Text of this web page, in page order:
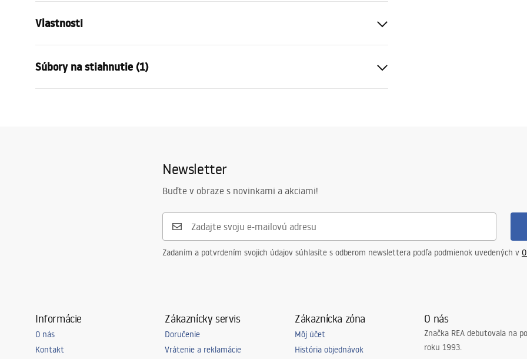
Vlastnosti
Typ sifónu
Długość odpływu (cm)
70
0,45 l/s
Nano Flex
Súbory na stiahnutie (1)
Newsletter
Buďte v obraze s novinkami a akciami!
Zadaním a potvrdením svojich údajov súhlasíte s odberom newslettera podľa podmienok uvedených v
Informácie
O nás
Kontakt
Zákaznícky servis
Doručenie
Vrátenie a reklamácie
Zákaznícka zóna
Môj účet
História objednávok
O nás
Značka REA debutovala na
roku 1993.